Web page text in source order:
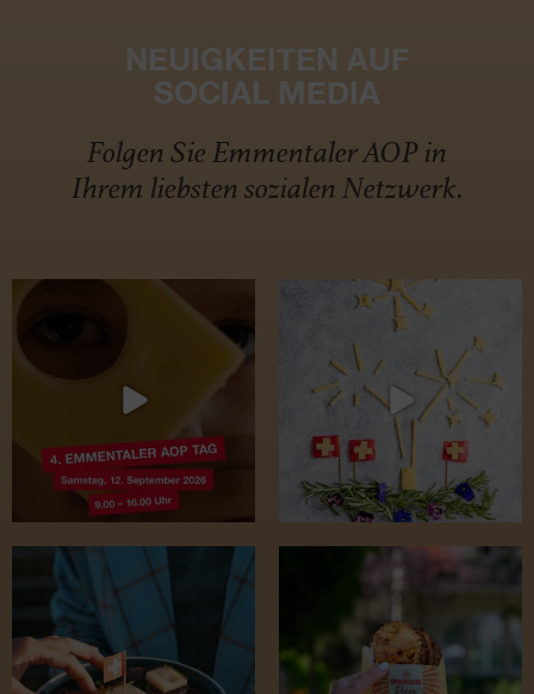
NEUIGKEITEN AUF
SOCIAL MEDIA
Folgen Sie Emmentaler AOP in
Ihrem liebsten sozialen Netzwerk.